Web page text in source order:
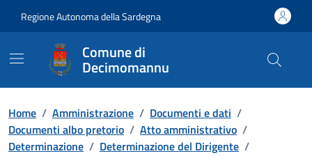
Regione Autonoma della Sardegna
Comune di
Decimomannu
Home / Amministrazione / Documenti e dati /
Documenti albo pretorio / Atto amministrativo /
Determinazione / Determinazione del Dirigente /